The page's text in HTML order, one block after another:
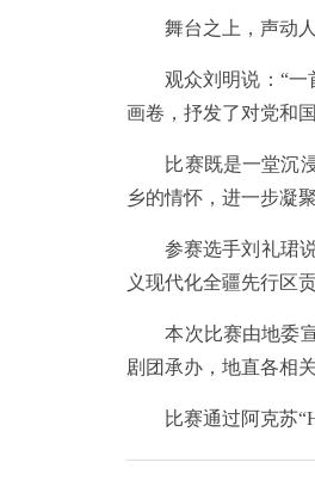
舞台之上，声动人
观众刘明说：“一首
画卷，抒发了对党和
比赛既是一堂沉浸
乡的情怀，进一步凝
参赛选手刘礼珺说
义现代化全疆先行区
本次比赛由地委宣
剧团承办，地直各相
比赛通过阿克苏“Hi